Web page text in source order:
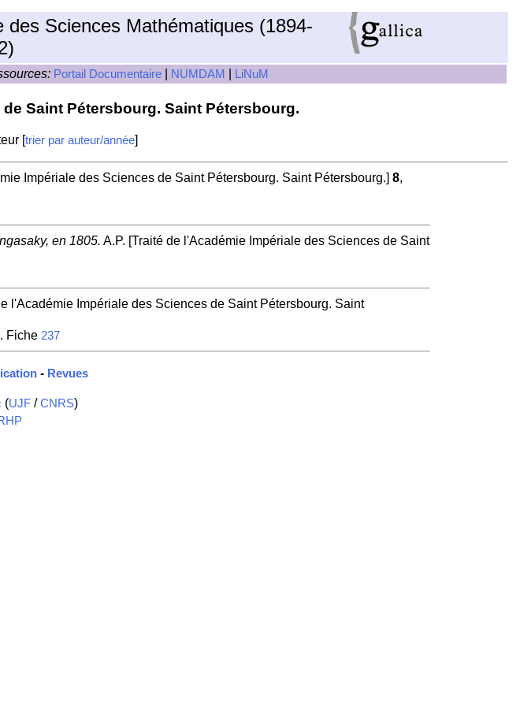
Sciences Mathématiques (1894-
Portail Documentaire NUMDAM LiNuM
Saint Pétersbourg. Saint Pétersbourg.
[trier par auteur/année]
Impériale des Sciences de Saint Pétersbourg. Saint Pétersbourg.] 8,
en 1805. A.P. [Traité de l'Académie Impériale des Sciences de Saint
l'Académie Impériale des Sciences de Saint Pétersbourg. Saint
Fiche 237
- Revues
(UJF/CNRS)